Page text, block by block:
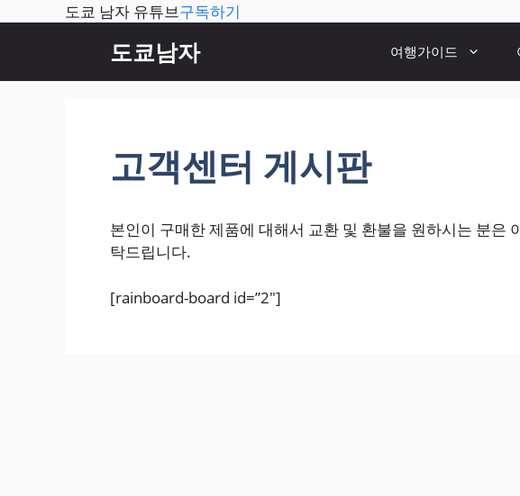
도쿄 남자 유튜브구독하기
츠
도쿄남자 여행가이드
고객센터 게시판
본인이 구매한 제품에 대해서 교환 및 환불을 원하시는 분은
탁드립니다.
[rainboard-board id=”2″]